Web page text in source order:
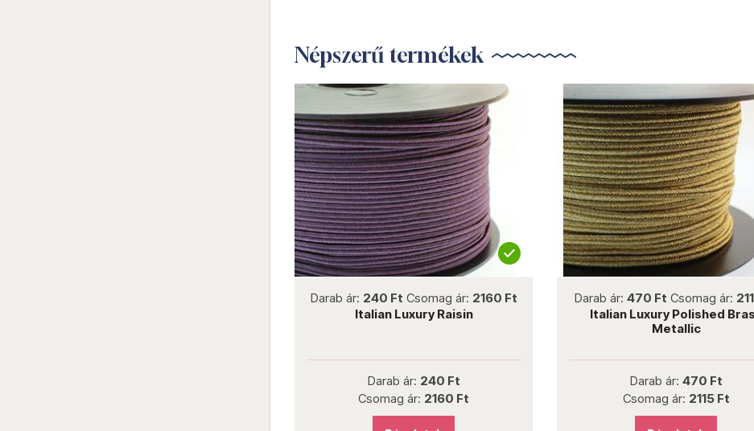
Népszerű termékek
Darab ár:240 Ft Csomag ár:2160 Ft
Italian Luxury Raisin
Darab ár:240 Ft
Csomag ár:2160 Ft
Darab ár:470 Ft Csomag ár:2115 Ft
Italian Luxury Polished Brass
Metallic
Darab ár:470 Ft
Csomag ár:2115 Ft